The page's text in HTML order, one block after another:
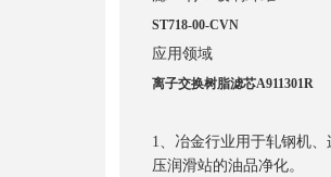
ST718-00-CVN
应用领域
离子交换树脂滤芯A911301R
1、冶金行业用于轧钢机
压润滑站的油品净化。